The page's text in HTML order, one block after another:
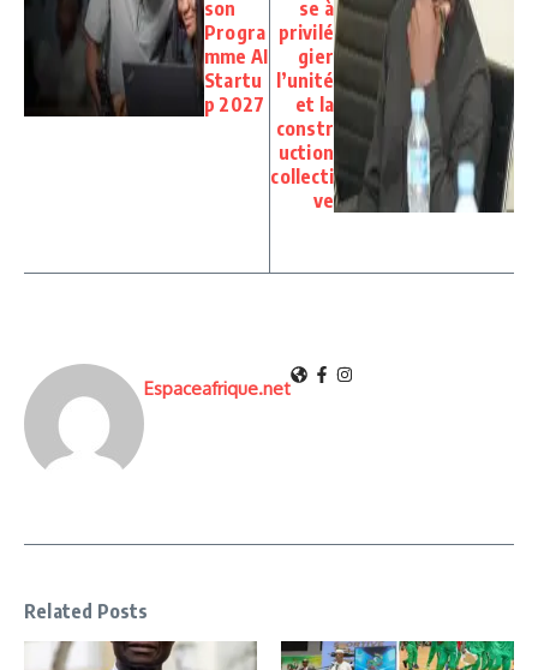
son
Progra
mme AI
Startu
p 2027
se à
privilé
gier
l’unité
et la
constr
uction
collecti
ve
Espaceafrique.net
Related Posts